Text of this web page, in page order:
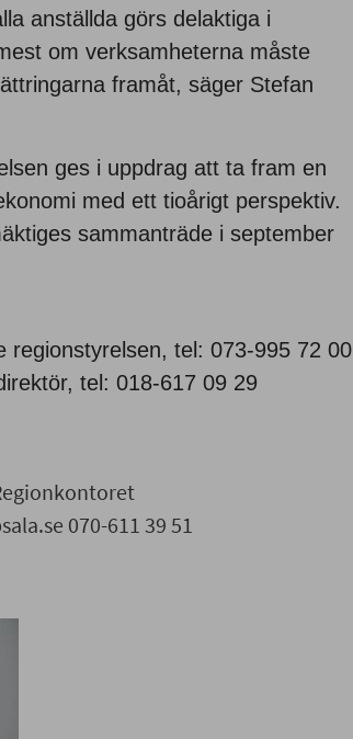
anställda görs delaktiga i
om verksamheterna måste
framåt, säger Stefan
ges i uppdrag att ta fram en
med ett tioårigt perspektiv.
sammanträde i september
regionstyrelsen, tel: 073-995 72 00
tel: 018-617 09 29
070-611 39 51